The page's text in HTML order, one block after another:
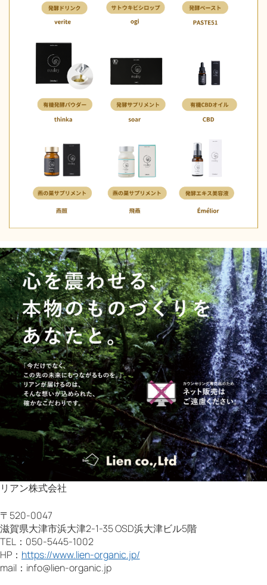
リアン株式会社
〒520-0047
滋賀県大津市浜大津2-1-35 OSD浜大津ビル5階
TEL：050-5445-1002
HP： https://www.lien-organic.jp/
mail：info@lien-organic.jp